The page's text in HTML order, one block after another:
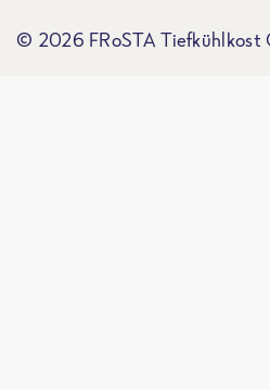
© 2026 FRoSTA Tiefkühlkost